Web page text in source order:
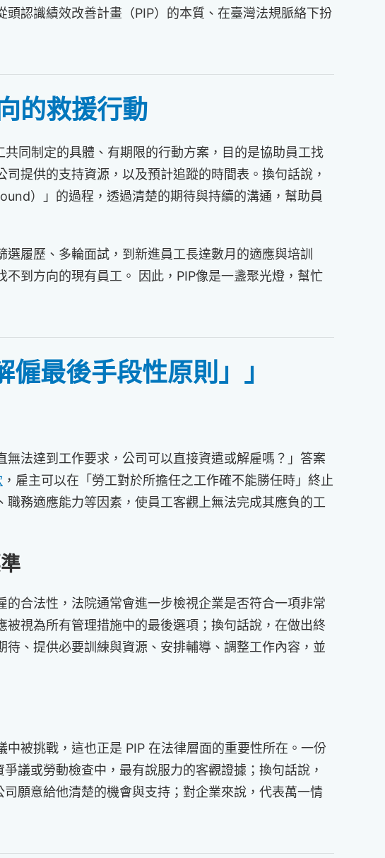
認識績效改善計畫（PIP）的本質、在臺灣法規脈絡下扮
的救援行動
同制定的具體、有期限的行動方案，目的是協助員工找
提供的支持資源，以及預計追蹤的時間表。換句話說，
）」的過程，透過清楚的期待與持續的溝通，幫助員
履歷、多輪面試，到新進員工長達數月的適應與培訓
到方向的現有員工。 因此，PIP像是一盞聚光燈，幫忙
最後手段性原則」」
法達到工作要求，公司可以直接資遣或解雇嗎？」答案
，雇主可以在「勞工對於所擔任之工作確不能勝任時」終止
務適應能力等因素，使員工客觀上無法完成其應負的工
合法性，法院通常會進一步檢視企業是否符合一項非常
視為所有管理措施中的最後選項；換句話說，在做出終
、提供必要訓練與資源、安排輔導、調整工作內容，並
被挑戰，這也正是 PIP 在法律層面的重要性所在。一份
議或勞動檢查中，最有說服力的客觀證據；換句話說，
願意給他清楚的機會與支持；對企業來說，代表萬一情